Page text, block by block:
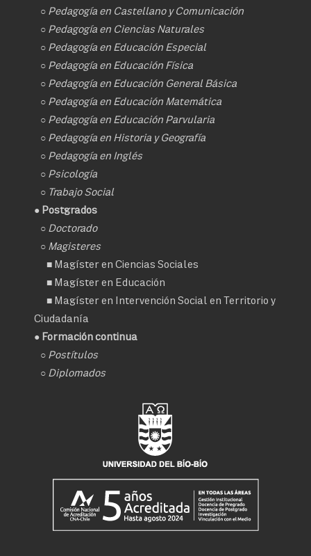
○ Pedagogía en Castellano y Comunicación
○ Pedagogía en Ciencias Naturales
○ Pedagogía en Educación Especial
○ Pedagogía en Educación Física
○ Pedagogía en Educación General Básica
○ Pedagogía en Educación Matemática
○ Pedagogía en Educación Parvularia
○ Pedagogía en Historia y Geografía
○ Pedagogía en Inglés
○ Psicología
○ Trabajo Social
● Postgrados
○ Doctorado
○ Magisteres
■ Magíster en Ciencias Sociales
■ Magíster en Educación
■ Magíster en Intervención Social en Territorio y
Ciudadanía
● Formación continua
○ Postítulos
○ Diplomados